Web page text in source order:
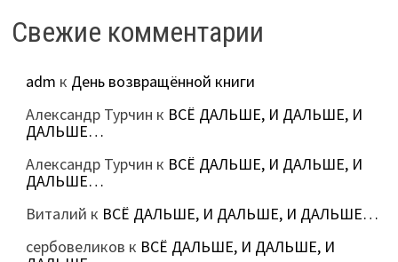
Свежие комментарии
adm к День возвращённой книги
Александр Турчин к ВСЁ ДАЛЬШЕ, И ДАЛЬШЕ, И
ДАЛЬШЕ…
Александр Турчин к ВСЁ ДАЛЬШЕ, И ДАЛЬШЕ, И
ДАЛЬШЕ…
Виталий к ВСЁ ДАЛЬШЕ, И ДАЛЬШЕ, И ДАЛЬШЕ…
сербовеликов к ВСЁ ДАЛЬШЕ, И ДАЛЬШЕ, И